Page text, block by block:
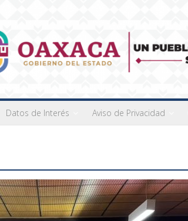
Datos de Interés Aviso de Privacidad